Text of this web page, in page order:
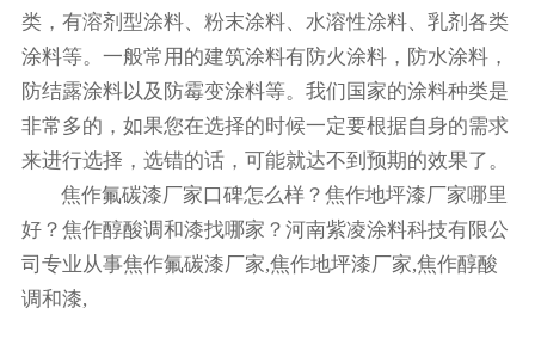
类，有溶剂型涂料、粉末涂料、水溶性涂料、乳剂各类
涂料等。一般常用的建筑涂料有防火涂料，防水涂料，
防结露涂料以及防霉变涂料等。我们国家的涂料种类是
非常多的，如果您在选择的时候一定要根据自身的需求
来进行选择，选错的话，可能就达不到预期的效果了。
焦作氟碳漆厂家口碑怎么样？焦作地坪漆厂家哪里
好？焦作醇酸调和漆找哪家？河南紫凌涂料科技有限公
司专业从事焦作氟碳漆厂家,焦作地坪漆厂家,焦作醇酸
调和漆,